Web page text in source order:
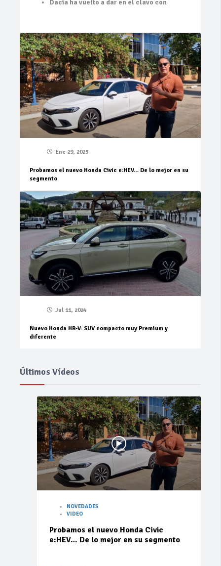
Dacia ha vuelto a dar en el clavo con
Ene 29, 2025
Probamos el nuevo Honda Civic e:HEV… De lo mejor en su
segmento
Jul 11, 2024
Nuevo Honda HR-V: SUV compacto muy Premium y
diferente
Últimos Vídeos
NOVEDADES
VIDEO
Probamos el nuevo Honda Civic
e:HEV… De lo mejor en su segmento